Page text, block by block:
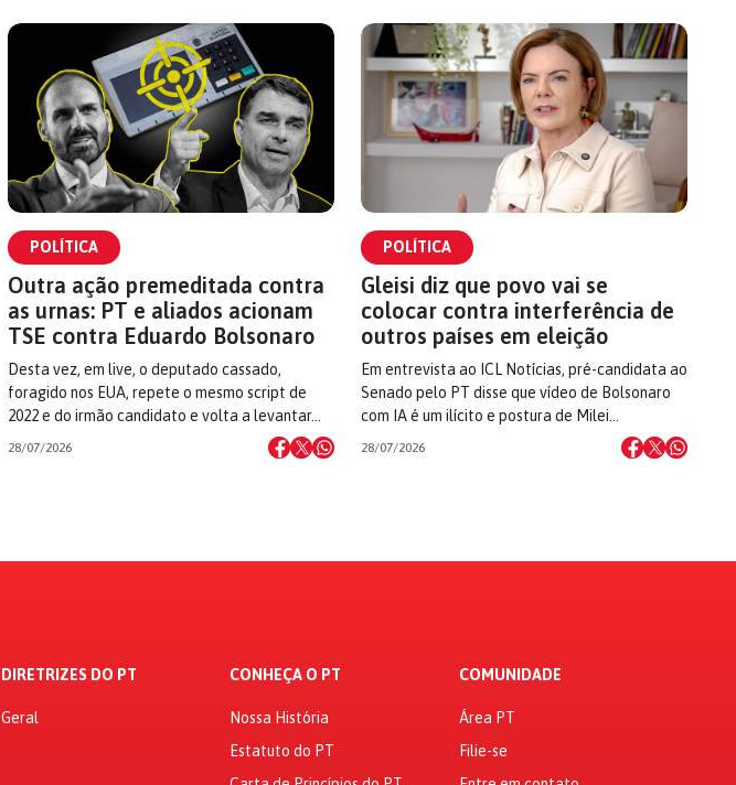
POLÍTICA
Outra ação premeditada contra
as urnas: PT e aliados acionam
TSE contra Eduardo Bolsonaro
Desta vez, em live, o deputado cassado,
foragido nos EUA, repete o mesmo script de
2022 e do irmão candidato e volta a levantar…
28/07/2026
POLÍTICA
Gleisi diz que povo vai se
colocar contra interferência de
outros países em eleição
Em entrevista ao ICL Notícias, pré-candidata ao
Senado pelo PT disse que vídeo de Bolsonaro
com IA é um ilícito e postura de Milei…
28/07/2026
DIRETRIZES DO PT
Geral
CONHEÇA O PT
Nossa História
Estatuto do PT
COMUNIDADE
Área PT
Filie-se